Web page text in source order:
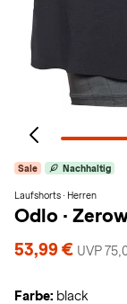
Sale Nachhaltig
Laufshorts · Herren
Odlo ·
53,99 € UVP
Farbe: black